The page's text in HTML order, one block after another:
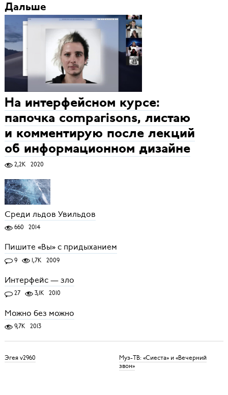
Дальше
На интерфейсном курсе:
папочка comparisons, листаю
и комментирую после лекций
об информационном дизайне
2,2K 2020
Среди льдов Увильдов
660 2014
Пишите «Вы» с придыханием
9 1,7K 2009
Интерфейс — зло
27 3,1K 2010
Можно без можно
9,7K 2013
Эгея v2960
Муз-ТВ: «Сиеста» и «Вечерний
звон»